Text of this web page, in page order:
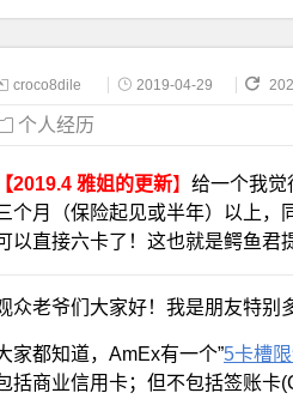
croco8dile 2019-04-29
个人经历
【2019.4 雅姐的更新】 给一个我觉
个月（保险起见或半年）以上，
以直接六卡了！这也就是鳄鱼君
众老爷们大家好！我是朋友特别
家都知道，AmEx有一个”5卡槽限
括商业信用卡；但不包括签账卡